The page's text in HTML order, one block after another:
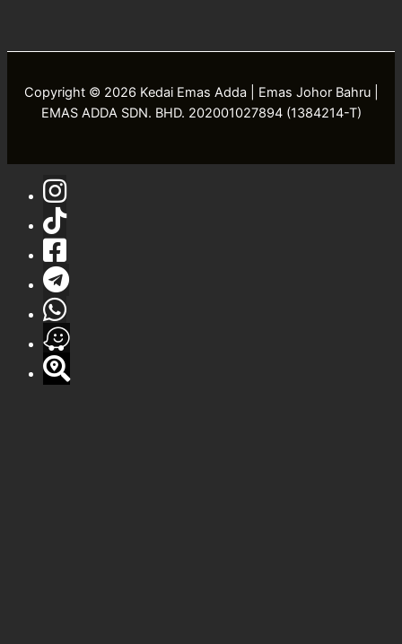
Copyright © 2026 Kedai Emas Adda | Emas Johor Bahru |
EMAS ADDA SDN. BHD. 202001027894 (1384214-T)